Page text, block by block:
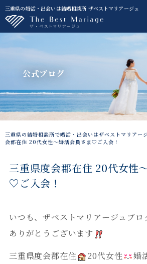
三重県の婚活・出会いは結婚相談所 ザベストマリアージュ
公式ブログ
三重県の結婚相談所で婚活・出会いはザベストマリアー
会郡在住 20代女性～婚活会員さま♡ご入会！
三重県度会郡在住 20代女性
♡ご入会！
いつも、ザベストマリアージュブロ
ありがとうございます
三重県度会郡在住
20代女性
婚